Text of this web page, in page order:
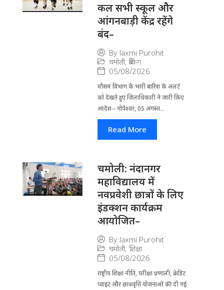
कल सभी स्कूल और
आंगनबाड़ी केंद्र रहेंगे
बंद–
By laxmi Purohit
चमोली, ब्रेकिंग
05/08/2026
मौसम विभाग के भारी बारिश के अलर्ट
को देखते हुए जिला​धिकारी ने जारी किए
आदेश-- गोपेश्वर, 05 अगस्त...
Read More
चमोली: नंदानगर
महाविद्यालय में
नवप्रवेशी छात्रों के लिए
इंडक्शन कार्यक्रम
आयोजित–
By laxmi Purohit
चमोली, शिक्षा
05/08/2026
राष्ट्रीय शिक्षा नीति, परीक्षा प्रणाली, क्रेडिट
प्वाइंट और छात्रवृत्ति योजनाओं की दी गई